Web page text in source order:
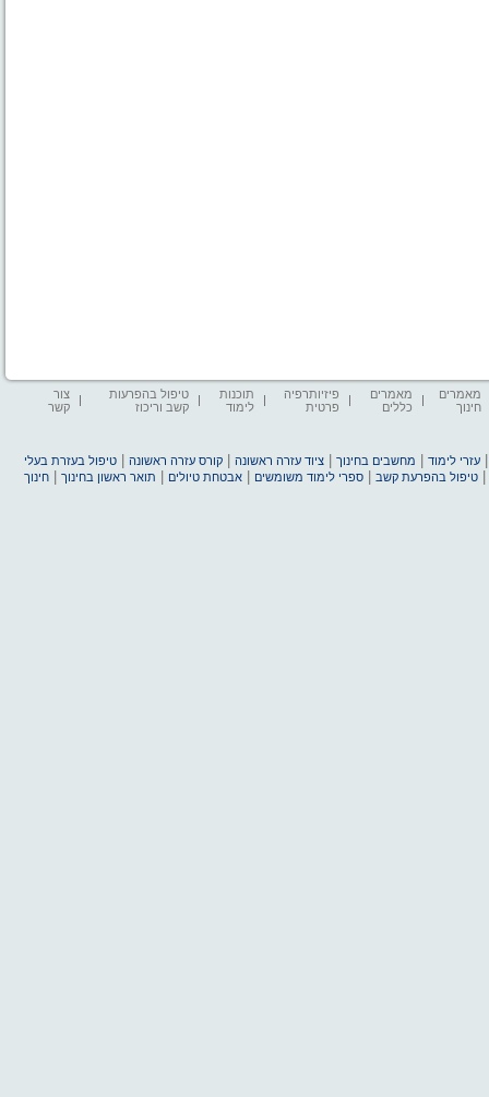
מאמרים
חינוך
מאמרים
כללים
פיזיותרפיה
פרטית
תוכנות
לימוד
טיפול בהפרעות
קשב וריכוז
צור
קשר
עזרי לימוד מחשבים בחינוך |ציוד עזרה ראשונה |קורס עזרה ראשונה |טיפול בעזרת בעלי
|טיפול בהפרעת קשב |ספרי לימוד משומשים |אבטחת טיולים תואר ראשון בחינוך |חינוך